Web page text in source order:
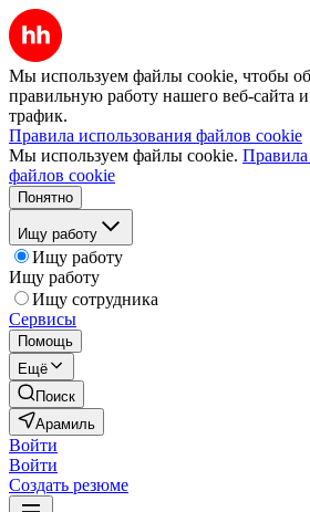
Мы используем файлы cookie, чтобы
правильную работу нашего веб-сайта и
трафик.
Правила использования файлов cookie
Мы используем файлы cookie. Правила
файлов cookie
Понятно
Ищу работу
Ищу работу
Ищу работу
Ищу сотрудника
Сервисы
Помощь
Ещё
Поиск
Арамиль
Войти
Войти
Создать резюме